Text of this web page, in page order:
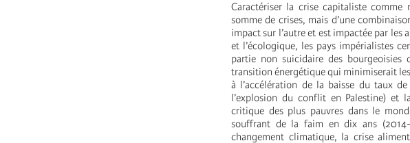
Caractériser la crise capitaliste comme
somme de crises, mais d’une
impact sur l’autre et est impactée par les
et l’écologique, les pays impérialistes
partie non suicidaire des
transition énergétique qui minimiserait
à l’accélération de la baisse du taux
l’explosion du conflit en Palestine) et
critique des plus pauvres dans le
souffrant de la faim en dix ans
changement climatique, la crise